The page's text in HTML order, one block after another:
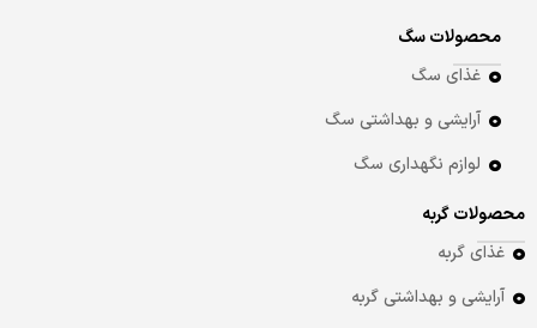
محصولات سگ
غذای سگ
آرایشی و بهداشتی سگ
لوازم نگهداری سگ
محصولات گربه
غذای گربه
آرایشی و بهداشتی گربه